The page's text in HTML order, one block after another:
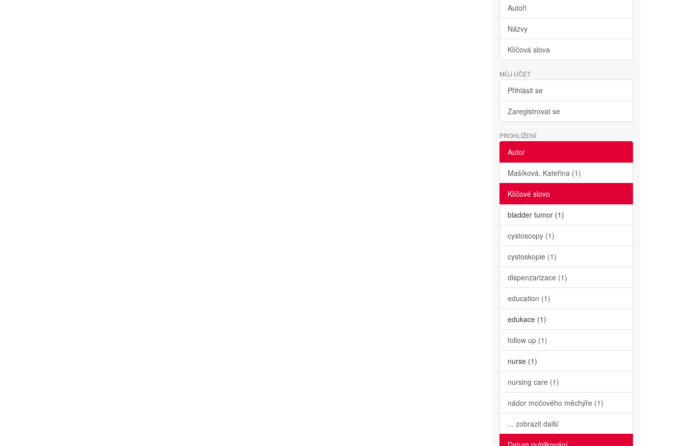
Autoři
Názvy
Klíčová slova
MŮJ ÚČET
Přihlásit se
Zaregistrovat se
PROHLÍŽENÍ
Autor
Mašíková, Kateřina (1)
Klíčové slovo
bladder tumor (1)
cystoscopy (1)
cystoskopie (1)
dispenzarizace (1)
education (1)
edukace (1)
follow up (1)
nurse (1)
nursing care (1)
nádor močového měchýře (1)
... zobrazit další